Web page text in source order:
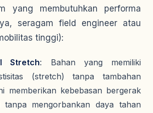
yang membutuhkan performa
seragam field engineer atau
tinggi):
Stretch: Bahan yang memiliki
(stretch) tanpa tambahan
memberikan kebebasan bergerak
tanpa mengorbankan daya tahan